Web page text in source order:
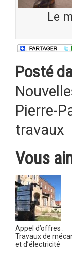
Le
Posté
Pierre-
travaux
Vous
Appel d’offres :
Travaux de
et d’électricité